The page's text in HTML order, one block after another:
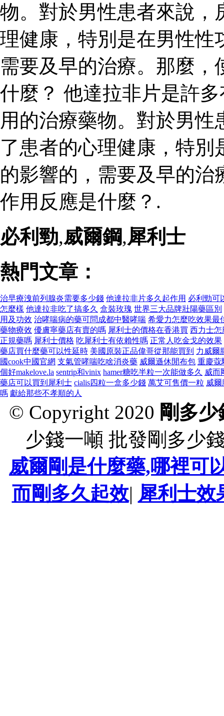
物。對於男性患者來說，
理健康，特別是在男性性
需要及早的治療。那麼
什麼？ 他達拉非片是許
用的治療藥物。對於男
了患者的心理健康，特
的影響的，需要及早的
作用反應是什麼？.
必利勁,威爾鋼,犀利士
熱門文章：
治早療洩前列腺炎需要多少錢 他達拉非片多久起作用 必利勁可
怎麼樣 他達拉非吃了搞多久 盒裝玫瑰 世界三大品牌壯陽藥區別
用及功效 治哮喘病的藥可問成都中醫哮喘 希愛力怎麼吃效果最
藥物療效 優膚寧藥店有賣的嗎 犀利士的價格在香港買 西力士怎
正規藥嗎 犀利士價格 吃犀利士有依賴性嗎 正常人吃金戈的效果
藥店買什麼藥可以性延時 美國原裝正品偉哥從那能買到 力威爾
國cook中國官網 支氣管哮喘吃啥消炎藥 威爾遜休閒布包 重慶蔻
個好makelove.la sentrip和vinix hamer糖吃半粒一次能做多久 威而
藥店可以買到犀利士 cialis四粒一盒多少錢 萬艾可售價一粒 威
嗎 獻給那些不孝順的人
© Copyright 2020 剛多
少錢一噸 批發剛多少
威爾剛是什麼藥,哪裡可
而剛多久起效| 犀利士效